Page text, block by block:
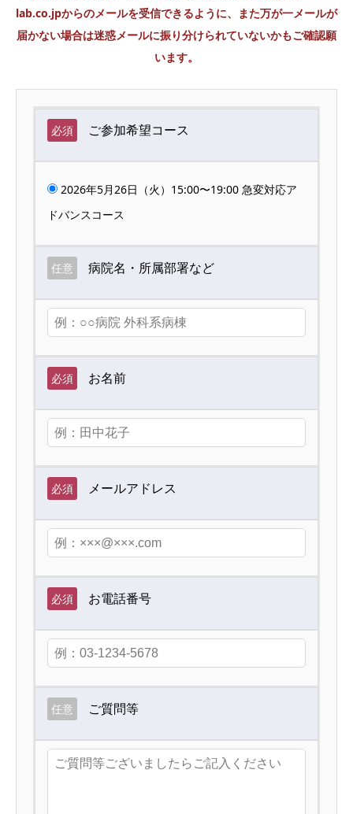
lab.co.jpからのメールを受信できるように、また万が一メールが
届かない場合は迷惑メールに振り分けられていないかもご確認願
います。
必須 ご参加希望コース
2026年5月26日（火）15:00〜19:00 急変対応ア
ドバンスコース
任意 病院名・所属部署など
必須 お名前
必須 メールアドレス
必須 お電話番号
任意 ご質問等